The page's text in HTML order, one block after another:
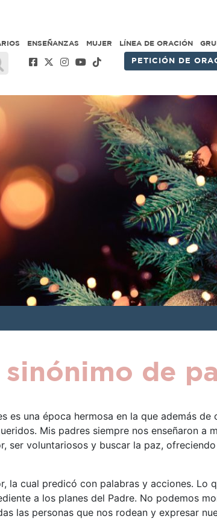
ENSEÑANZAS MUJER LÍNEA DE ORACIÓN
PETICIÓN DE
sinónimo de
es una época hermosa en la que además
Mis padres siempre nos enseñaron a
ser voluntariosos y buscar la paz,
la cual predicó con palabras y acciones. Lo
a los planes del Padre. No podemos
las personas que nos rodean y expresar